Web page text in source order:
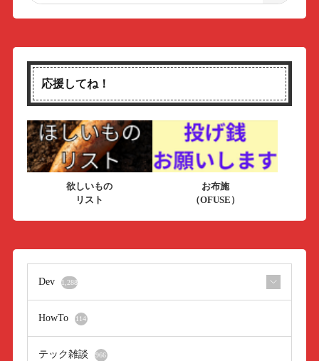
応援してね！
欲しいもの
リスト
お布施
（OFUSE）
Dev 1,288
HowTo 114
テック雑談 966